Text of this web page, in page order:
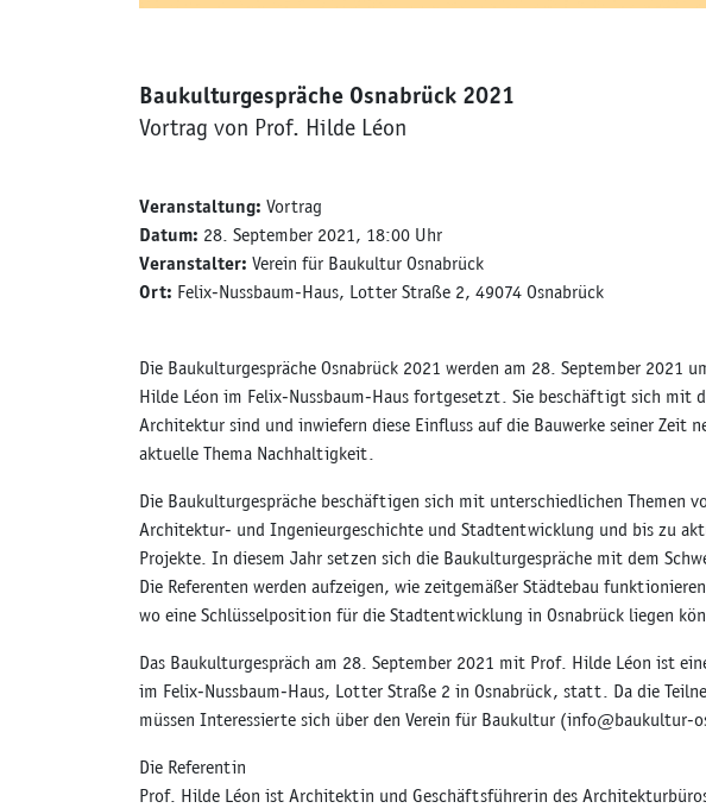
Baukulturgespräche Osnabrück 2021
Vortrag von Prof. Hilde Léon
Veranstaltung: Vortrag
Datum: 28. September 2021, 18:00 Uhr
Veranstalter: Verein für Baukultur Osnabrück
Ort: Felix-Nussbaum-Haus, Lotter Straße 2, 49074 Osnabrück
Die Baukulturgespräche Osnabrück 2021 werden am 28. September 2021
Hilde Léon im Felix-Nussbaum-Haus fortgesetzt. Sie beschäftigt sich mit
Architektur sind und inwiefern diese Einfluss auf die Bauwerke seiner Zeit
aktuelle Thema Nachhaltigkeit.
Die Baukulturgespräche beschäftigen sich mit unterschiedlichen Themen
Architektur- und Ingenieurgeschichte und Stadtentwicklung und bis zu
Projekte. In diesem Jahr setzen sich die Baukulturgespräche mit dem
Die Referenten werden aufzeigen, wie zeitgemäßer Städtebau
wo eine Schlüsselposition für die Stadtentwicklung in Osnabrück liegen
Das Baukulturgespräch am 28. September 2021 mit Prof. Hilde Léon ist
im Felix-Nussbaum-Haus, Lotter Straße 2 in Osnabrück, statt. Da die
müssen Interessierte sich über den Verein für Baukultur (info@baukultur-
Die Referentin
Prof. Hilde Léon ist Architektin und Geschäftsführerin des